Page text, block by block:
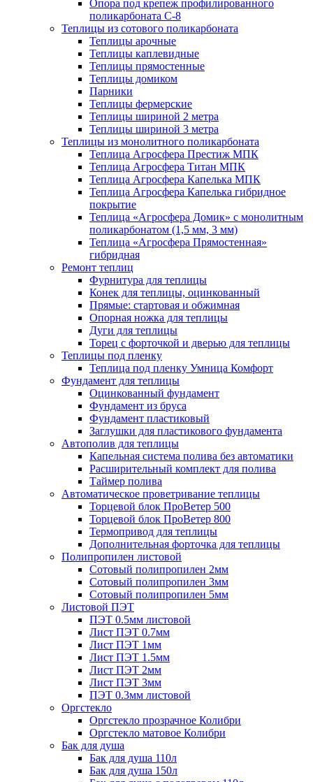
Опора под крепеж профилированного
поликарбоната С-8
Теплицы из сотового поликарбоната
Теплицы арочные
Теплицы каплевидные
Теплицы прямостенные
Теплицы домиком
Парники
Теплицы фермерские
Теплицы шириной 2 метра
Теплицы шириной 3 метра
Теплицы из монолитного поликарбоната
Теплица Агросфера Престиж МПК
Теплица Агросфера Титан МПК
Теплица Агросфера Капелька МПК
Теплица Агросфера Капелька гибридное
покрытие
Теплица «Агросфера Домик» с монолитным
поликарбонатом (1,5 мм, 3 мм)
Теплица «Агросфера Прямостенная»
гибридная
Ремонт теплиц
Фурнитура для теплицы
Конек для теплицы, оцинкованный
Прямые: стартовая и обжимная
Опорная ножка для теплицы
Дуги для теплицы
Торец с форточкой и дверью для теплицы
Теплицы под пленку
Теплица под пленку Умница Комфорт
Фундамент для теплицы
Оцинкованный фундамент
Фундамент из бруса
Фундамент пластиковый
Заглушки для пластикового фундамента
Автополив для теплицы
Капельная система полива без автоматики
Расширительный комплект для полива
Таймер полива
Автоматическое проветривание теплицы
Торцевой блок ПроВетер 500
Торцевой блок ПроВетер 800
Термопривод для теплицы
Дополнительная форточка для теплицы
Полипропилен листовой
Сотовый полипропилен 2мм
Сотовый полипропилен 3мм
Сотовый полипропилен 5мм
Листовой ПЭТ
ПЭТ 0.5мм листовой
Лист ПЭТ 0.7мм
Лист ПЭТ 1мм
Лист ПЭТ 1.5мм
Лист ПЭТ 2мм
Лист ПЭТ 3мм
ПЭТ 0.3мм листовой
Оргстекло
Оргстекло прозрачное Колибри
Оргстекло матовое Колибри
Бак для душа
Бак для душа 110л
Бак для душа 150л